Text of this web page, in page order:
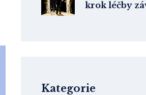
krok léčby
Kategorie